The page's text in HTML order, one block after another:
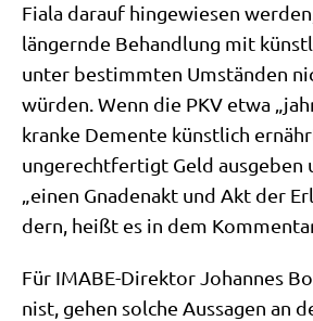
Fia­la dar­auf hin­ge­wie­sen
län­gern­de Behand­lung mit
unter bestimm­ten Umstän­den
wür­den. Wenn die PKV etwa
kran­ke Demen­te künst­lich
unge­recht­fer­tigt Geld aus­ge­ben
„einen Gna­den­akt und Akt der
dern, heißt es in dem
Für IMA­BE-Direk­tor Johan­nes
nist, gehen sol­che Aus­sa­gen an